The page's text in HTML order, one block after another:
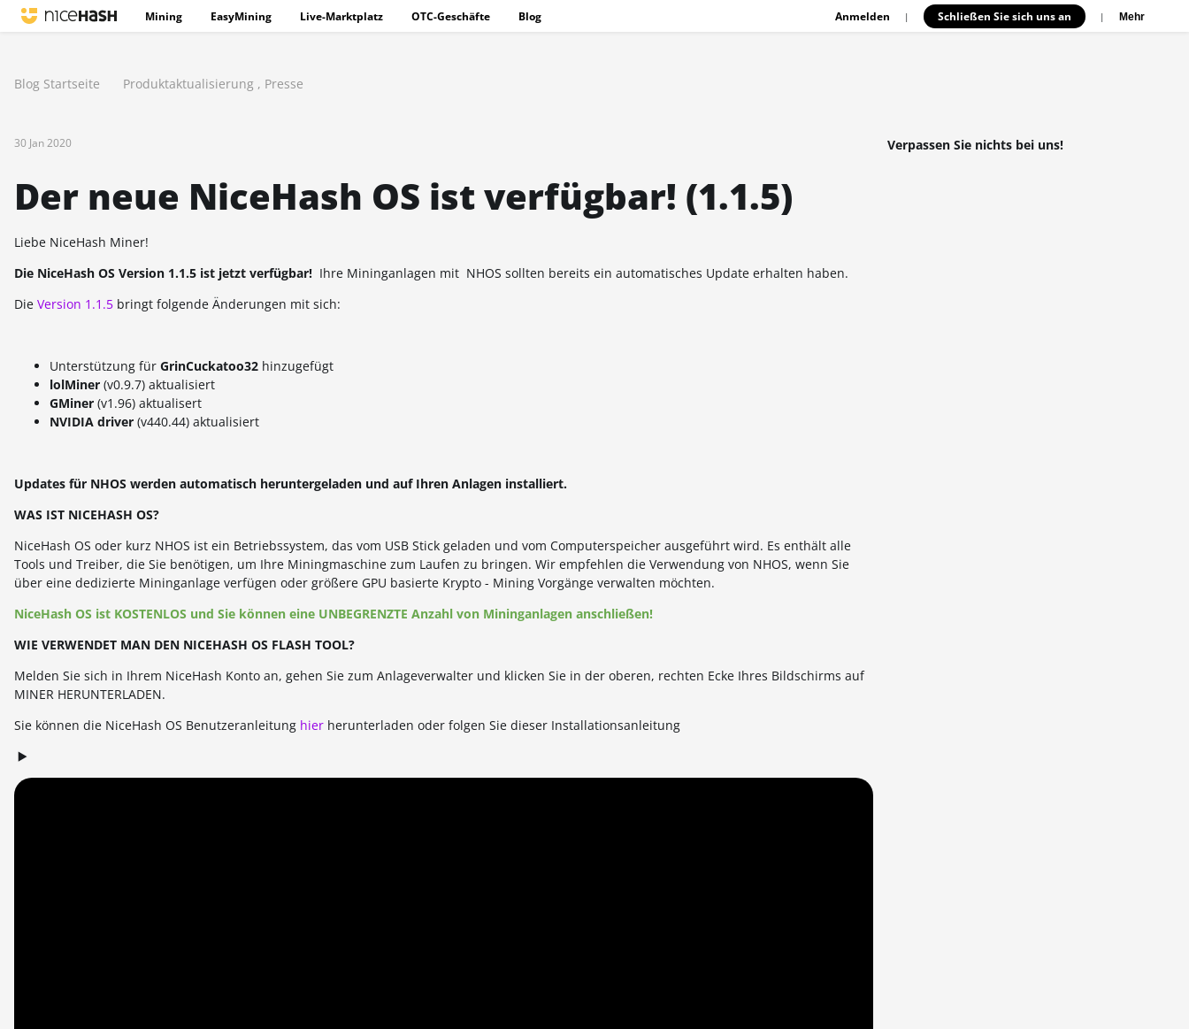
Mining EasyMining Live-Marktplatz OTC-Geschäfte Blog Anmelden | Schließen Sie sich uns an | Mehr
Blog Startseite Produktaktualisierung , Presse
30 Jan 2020
Der neue NiceHash OS ist verfügbar! (1.1.5)
Liebe NiceHash Miner!
Die NiceHash OS Version 1.1.5 ist jetzt verfügbar! Ihre Mininganlagen mit NHOS sollten bereits ein automatisches Update erhalten haben.
Die Version 1.1.5 bringt folgende Änderungen mit sich:
Unterstützung für GrinCuckatoo32 hinzugefügt
lolMiner (v0.9.7) aktualisiert
GMiner (v1.96) aktualisert
NVIDIA driver (v440.44) aktualisiert
Updates für NHOS werden automatisch heruntergeladen und auf Ihren Anlagen installiert.
WAS IST NICEHASH OS?
NiceHash OS oder kurz NHOS ist ein Betriebssystem, das vom USB Stick geladen und vom Computerspeicher ausgeführt wird. Es enthält alle
Tools und Treiber, die Sie benötigen, um Ihre Miningmaschine zum Laufen zu bringen. Wir empfehlen die Verwendung von NHOS, wenn Sie
über eine dedizierte Mininganlage verfügen oder größere GPU basierte Krypto - Mining Vorgänge verwalten möchten.
NiceHash OS ist KOSTENLOS und Sie können eine UNBEGRENZTE Anzahl von Mininganlagen anschließen!
WIE VERWENDET MAN DEN NICEHASH OS FLASH TOOL?
Melden Sie sich in Ihrem NiceHash Konto an, gehen Sie zum Anlageverwalter und klicken Sie in der oberen, rechten Ecke Ihres Bildschirms auf
MINER HERUNTERLADEN.
Sie können die NiceHash OS Benutzeranleitung hier herunterladen oder folgen Sie dieser Installationsanleitung
▶️
Verpassen Sie nichts bei uns!